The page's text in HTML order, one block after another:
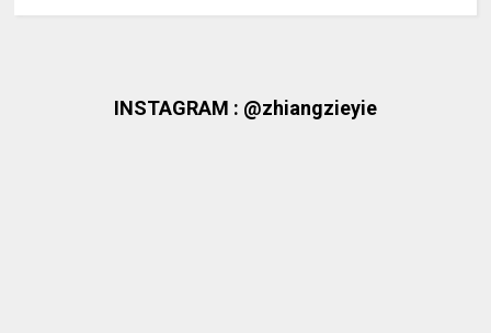
INSTAGRAM : @zhiangzieyie